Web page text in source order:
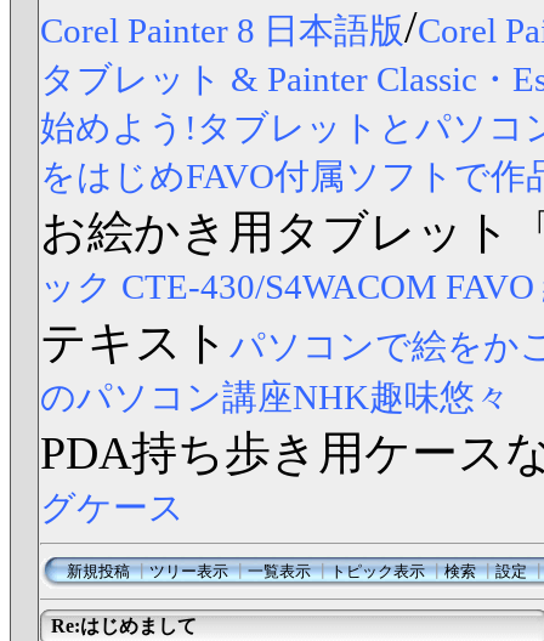
Corel Painter 8 日本語版/Corel
タブレット & Painter Classic・
始めよう!タブレットとパソコ
をはじめFAVO付属ソフトで作
お絵かき用タブレット
ック CTE-430/S4WACOM
テキスト パソコンで絵をか
のパソコン講座NHK趣味悠々
PDA持ち歩き用ケース
グケース
新規投稿┃ツリー表示┃一覧表示┃トピック表示┃検索┃設定
Re:はじめまして